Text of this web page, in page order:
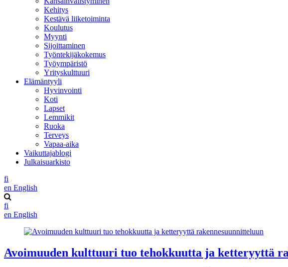
Kehitys
Kestävä liiketoiminta
Koulutus
Myynti
Sijoittaminen
Työntekijäkokemus
Työympäristö
Yrityskulttuuri
Elämäntyyli
Hyvinvointi
Koti
Lapset
Lemmikit
Ruoka
Terveys
Vapaa-aika
Vaikuttajablogi
Julkaisuarkisto
fi
en English
fi
en English
Avoimuuden kulttuuri tuo tehokkuutta ja ketteryyttä